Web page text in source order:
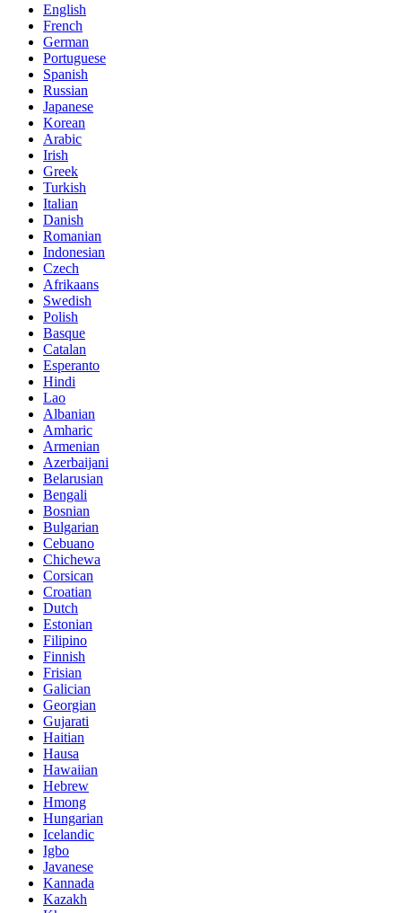
English
French
German
Portuguese
Spanish
Russian
Japanese
Korean
Arabic
Irish
Greek
Turkish
Italian
Danish
Romanian
Indonesian
Czech
Afrikaans
Swedish
Polish
Basque
Catalan
Esperanto
Hindi
Lao
Albanian
Amharic
Armenian
Azerbaijani
Belarusian
Bengali
Bosnian
Bulgarian
Cebuano
Chichewa
Corsican
Croatian
Dutch
Estonian
Filipino
Finnish
Frisian
Galician
Georgian
Gujarati
Haitian
Hausa
Hawaiian
Hebrew
Hmong
Hungarian
Icelandic
Igbo
Javanese
Kannada
Kazakh